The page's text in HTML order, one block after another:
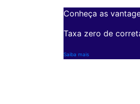
Conheça as
Taxa zero de
Saiba mais